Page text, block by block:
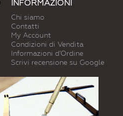
INFORMAZIONI
Chi siamo
Contatti
My Account
Condizioni di Vendita
Informazioni d'Ordine
Scrivi recensione su Google